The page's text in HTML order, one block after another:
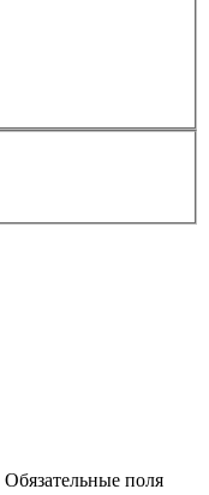
Обязательные поля